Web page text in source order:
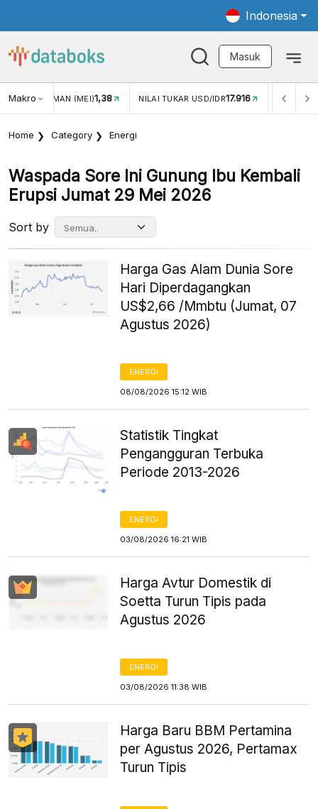
Indonesia
Masuk
MakroWISMAN (MEI)1,38 NILAI TUKAR USD/IDR17.916 INFLASI
Home Category Energi
Waspada Sore Ini Gunung Ibu Kembali
Erupsi Jumat 29 Mei 2026
Sort by
Harga Gas Alam Dunia Sore
Hari Diperdagangkan
US$2,66 /Mmbtu (Jumat, 07
Agustus 2026)
ENERGI
08/08/2026 15:12 WIB
Statistik Tingkat
Pengangguran Terbuka
Periode 2013-2026
ENERGI
03/08/2026 16:21 WIB
Harga Avtur Domestik di
Soetta Turun Tipis pada
Agustus 2026
ENERGI
03/08/2026 11:38 WIB
Harga Baru BBM Pertamina
per Agustus 2026, Pertamax
Turun Tipis